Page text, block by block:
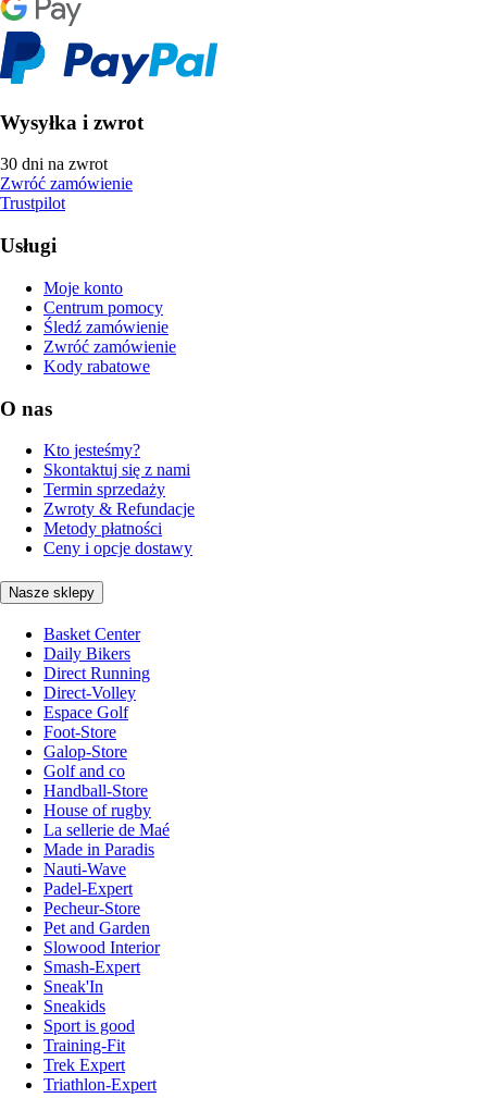
Wysyłka i zwrot
30 dni na zwrot
Zwróć zamówienie
Trustpilot
Usługi
Moje konto
Centrum pomocy
Śledź zamówienie
Zwróć zamówienie
Kody rabatowe
O nas
Kto jesteśmy?
Skontaktuj się z nami
Termin sprzedaży
Zwroty & Refundacje
Metody płatności
Ceny i opcje dostawy
Nasze sklepy
Basket Center
Daily Bikers
Direct Running
Direct-Volley
Espace Golf
Foot-Store
Galop-Store
Golf and co
Handball-Store
House of rugby
La sellerie de Maé
Made in Paradis
Nauti-Wave
Padel-Expert
Pecheur-Store
Pet and Garden
Slowood Interior
Smash-Expert
Sneak'In
Sneakids
Sport is good
Training-Fit
Trek Expert
Triathlon-Expert